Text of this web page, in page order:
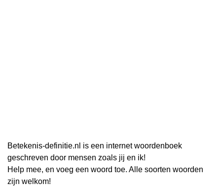
Betekenis-definitie.nl is een internet woordenboek
geschreven door mensen zoals jij en ik!
Help mee, en voeg een woord toe. Alle soorten woorden
zijn welkom!